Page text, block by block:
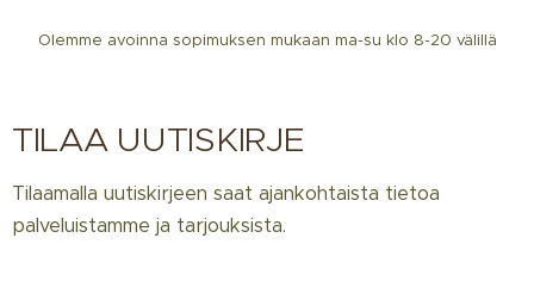
Olemme avoinna sopimuksen mukaan ma-su klo 8-20 välillä
TILAA UUTISKIRJE
Tilaamalla uutiskirjeen saat ajankohtaista tietoa
palveluistamme ja tarjouksista.